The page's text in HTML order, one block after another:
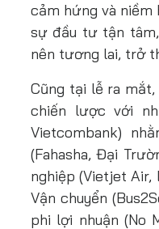
cảm hứng và niềm
sự đầu tư tận
nên tương lai, trở
Cũng tại lễ ra
chiến lược với
Vietcombank)
(Fahasha, Đại
nghiệp (Vietjet
Vận chuyển
phi lợi nhuận (No